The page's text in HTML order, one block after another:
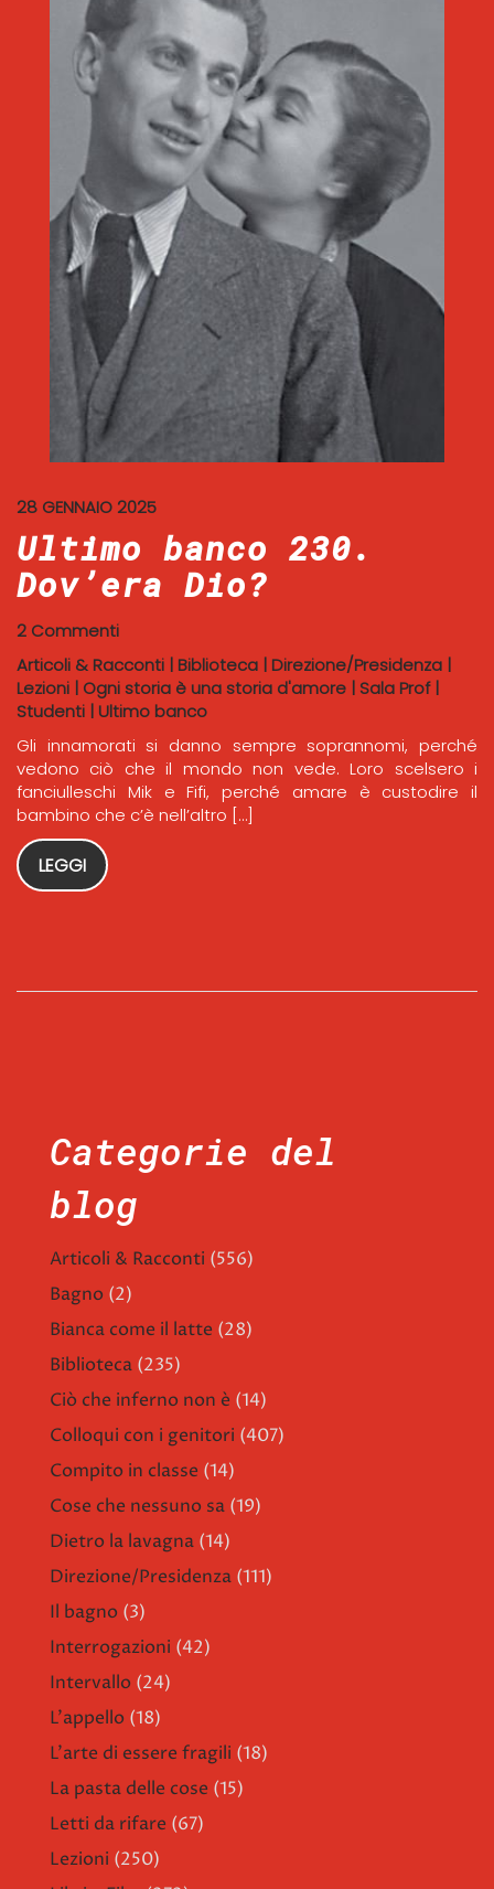
28 GENNAIO 2025
Ultimo banco 230.
Dov’era Dio?
2 Commenti
Articoli & Racconti | Biblioteca | Direzione/Presidenza |
Lezioni | Ogni storia è una storia d'amore | Sala Prof|
Studenti | Ultimo banco
Gli innamorati si danno sempre soprannomi, perché
vedono ciò che il mondo non vede. Loro scelsero i
fanciulleschi Mik e Fifi, perché amare è custodire il
bambino che c’è nell’altro […]
LEGGI
Categorie del
blog
Articoli & Racconti (556)
Bagno (2)
Bianca come il latte (28)
Biblioteca (235)
Ciò che inferno non è (14)
Colloqui con i genitori (407)
Compito in classe (14)
Cose che nessuno sa (19)
Dietro la lavagna (14)
Direzione/Presidenza (111)
Il bagno (3)
Interrogazioni (42)
Intervallo (24)
L'appello (18)
L'arte di essere fragili (18)
La pasta delle cose (15)
Letti da rifare (67)
Lezioni (250)